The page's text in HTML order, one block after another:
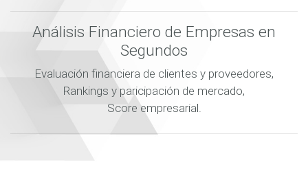
Análisis Financiero de Empresas en
Segundos
Evaluación financiera de clientes y proveedores,
Rankings y paricipación de mercado,
Score empresarial.